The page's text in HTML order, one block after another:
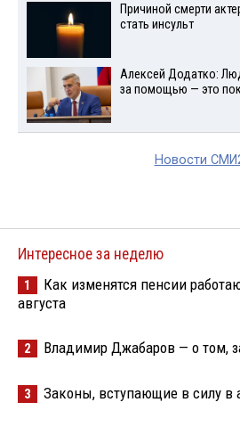
Причиной смерти
стать инсульт
Алексей Додатко:
за помощью — это
Новости
Интересное за неделю
1
Как изменятся пенсии
августа
2 Владимир Джабаров — о том,
3 Законы, вступающие в силу в